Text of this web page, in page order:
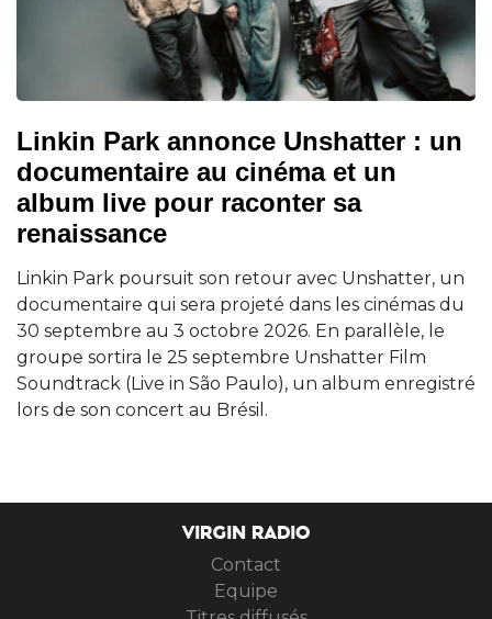
Linkin Park annonce Unshatter : un
documentaire au cinéma et un
album live pour raconter sa
renaissance
Linkin Park poursuit son retour avec Unshatter, un
documentaire qui sera projeté dans les cinémas du
30 septembre au 3 octobre 2026. En parallèle, le
groupe sortira le 25 septembre Unshatter Film
Soundtrack (Live in São Paulo), un album enregistré
lors de son concert au Brésil.
VIRGIN RADIO
Contact
Equipe